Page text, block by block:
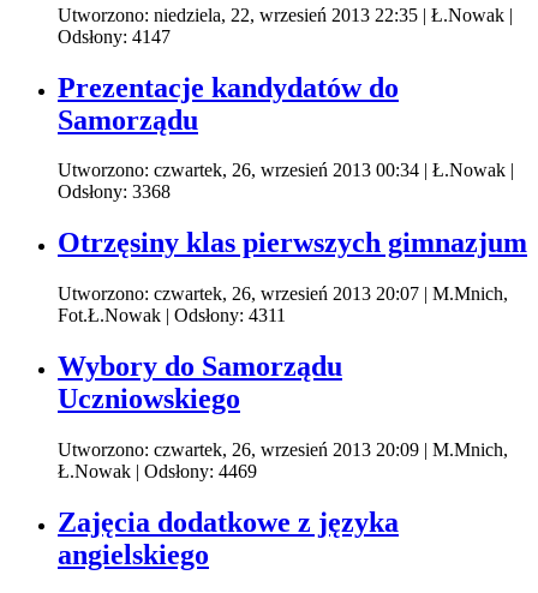
Utworzono: niedziela, 22, wrzesień 2013 22:35 | Ł.Nowak |
Odsłony: 4147
Prezentacje kandydatów do
Samorządu
Utworzono: czwartek, 26, wrzesień 2013 00:34 Ł.Nowak
Odsłony: 3368
Otrzęsiny klas pierwszych gimnazjum
Utworzono: czwartek, 26, wrzesień 2013 20:07 | M.Mnich,
Fot.Ł.Nowak | Odsłony: 4311
Wybory do Samorządu
Uczniowskiego
Utworzono: czwartek, 26, wrzesień 2013 20:09 | M.Mnich,
Ł.Nowak | Odsłony: 4469
Zajęcia dodatkowe z języka
angielskiego